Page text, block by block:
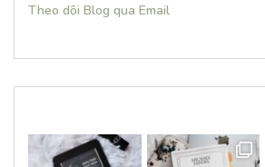
Theo dõi Blog qua Email